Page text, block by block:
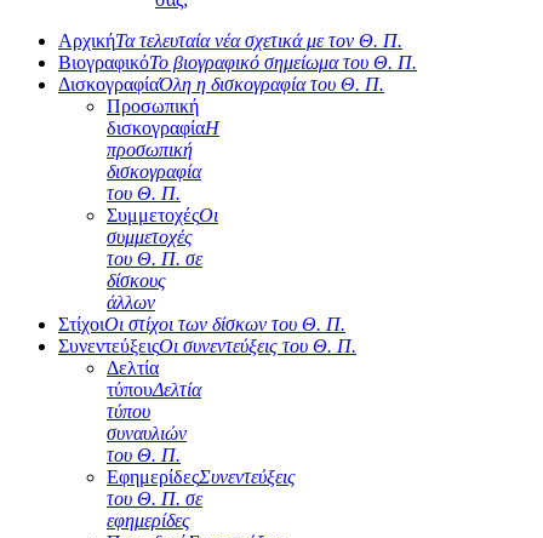
ΑρχικήΤα τελευταία νέα σχετικά με τον Θ. Π.
ΒιογραφικόΤο βιογραφικό σημείωμα του Θ. Π.
ΔισκογραφίαΌλη η δισκογραφία του Θ. Π.
Προσωπική
δισκογραφίαΗ
προσωπική
δισκογραφία
του Θ. Π.
ΣυμμετοχέςΟι
συμμετοχές
του Θ. Π. σε
δίσκους
άλλων
ΣτίχοιΟι στίχοι των δίσκων του Θ. Π.
ΣυνεντεύξειςΟι συνεντεύξεις του Θ. Π.
Δελτία
τύπουΔελτία
τύπου
συναυλιών
του Θ. Π.
ΕφημερίδεςΣυνεντεύξεις
του Θ. Π. σε
εφημερίδες